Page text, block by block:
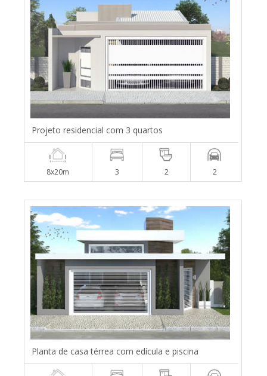
Projeto residencial com 3 quartos
8x20m 3 2 2
Planta de casa térrea com edícula e piscina